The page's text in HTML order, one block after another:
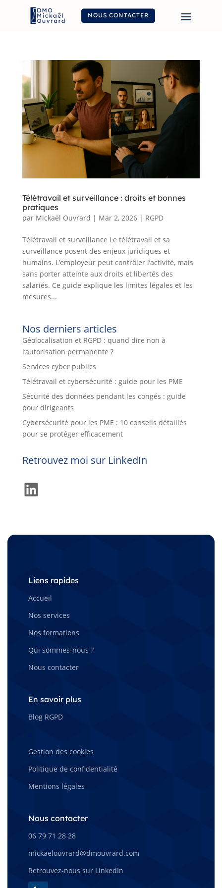
NOUS CONTACTER
Télétravail et surveillance : droits et bonnes
pratiques
par Mickaël Ouvrard | Mar 2, 2026| RGPD
Télétravail et surveillance Le télétravail et sa
surveillance posent des enjeux juridiques et
humains. L’employeur peut contrôler l’activité, mais
sans porter atteinte aux droits et libertés des
salariés. Ce guide explique les limites légales et les
mesures...
Nos derniers articles
Géolocalisation et RGPD : quand dire non à
l’autorisation permanente ?
Services cyber publics
Télétravail et cybersécurité : guide pour les PME
Sécurité des données pendant les congés : guide
pour dirigeants
Cybersécurité pour les PME : 10 conseils détaillés
pour se protéger efficacement
Retrouvez moi sur LinkedIn
LinkedIn
Liens rapides
Accueil
Nos services
Nos formations
Qui sommes-nous ?
Nous contacter
En savoir plus
Blog RGPD
–
Gestion des cookies
Politique de confidentialité
Mentions légales
Nous contacter
06 79 71 28 28
mickaelouvrard@dmouvrard.com
Retrouvez-nous sur LinkedIn